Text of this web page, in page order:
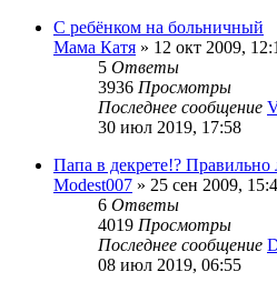
С ребёнком на больничный
Мама Катя » 12 окт 2009,
5 Ответы
3936 Просмотры
Последнее сообщение
30 июл 2019, 17:58
Папа в декрете!? Правильно
Modest007 » 25 сен 2009,
6 Ответы
4019 Просмотры
Последнее сообщение
08 июл 2019, 06:55